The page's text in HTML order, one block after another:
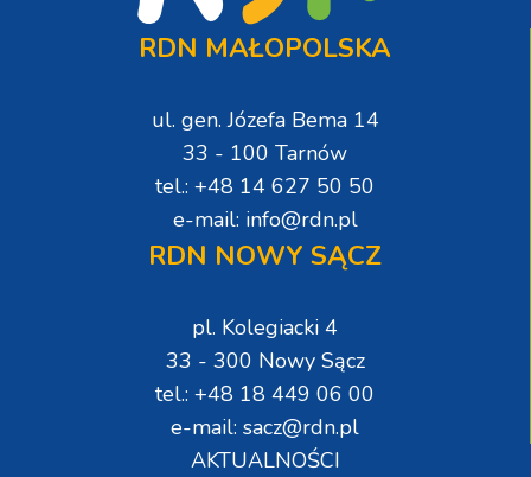
RDN MAŁOPOLSKA
ul. gen. Józefa Bema 14
33 - 100 Tarnów
tel.: +48 14 627 50 50
e-mail: info@rdn.pl
RDN NOWY SĄCZ
pl. Kolegiacki 4
33 - 300 Nowy Sącz
tel.: +48 18 449 06 00
e-mail: sacz@rdn.pl
AKTUALNOŚCI